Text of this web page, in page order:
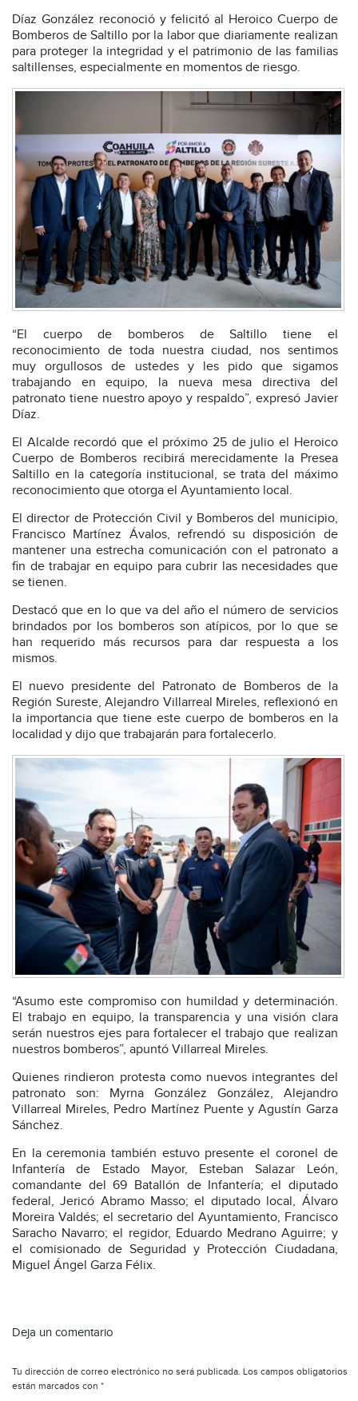
Díaz González reconoció y felicitó al Heroico Cuerpo de
Bomberos de Saltillo por la labor que diariamente realizan
para proteger la integridad y el patrimonio de las familias
saltillenses, especialmente en momentos de riesgo.
“El cuerpo de bomberos de Saltillo tiene el
reconocimiento de toda nuestra ciudad, nos sentimos
muy orgullosos de ustedes y les pido que sigamos
trabajando en equipo, la nueva mesa directiva del
patronato tiene nuestro apoyo y respaldo”, expresó Javier
Díaz.
El Alcalde recordó que el próximo 25 de julio el Heroico
Cuerpo de Bomberos recibirá merecidamente la Presea
Saltillo en la categoría institucional, se trata del máximo
reconocimiento que otorga el Ayuntamiento local.
El director de Protección Civil y Bomberos del municipio,
Francisco Martínez Ávalos, refrendó su disposición de
mantener una estrecha comunicación con el patronato a
fin de trabajar en equipo para cubrir las necesidades que
se tienen.
Destacó que en lo que va del año el número de servicios
brindados por los bomberos son atípicos, por lo que se
han requerido más recursos para dar respuesta a los
mismos.
El nuevo presidente del Patronato de Bomberos de la
Región Sureste, Alejandro Villarreal Mireles, reflexionó en
la importancia que tiene este cuerpo de bomberos en la
localidad y dijo que trabajarán para fortalecerlo.
“Asumo este compromiso con humildad y determinación.
El trabajo en equipo, la transparencia y una visión clara
serán nuestros ejes para fortalecer el trabajo que realizan
nuestros bomberos”, apuntó Villarreal Mireles.
Quienes rindieron protesta como nuevos integrantes del
patronato son: Myrna González González, Alejandro
Villarreal Mireles, Pedro Martínez Puente y Agustín Garza
Sánchez.
En la ceremonia también estuvo presente el coronel de
Infantería de Estado Mayor, Esteban Salazar León,
comandante del 69 Batallón de Infantería; el diputado
federal, Jericó Abramo Masso; el diputado local, Álvaro
Moreira Valdés; el secretario del Ayuntamiento, Francisco
Saracho Navarro; el regidor, Eduardo Medrano Aguirre; y
el comisionado de Seguridad y Protección Ciudadana,
Miguel Ángel Garza Félix.
Deja un comentario
Tu dirección de correo electrónico no será publicada. Los campos obligatorios
están marcados con *